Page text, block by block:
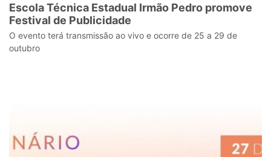
Escola Técnica Estadual Irmão Pedro promove
Festival de Publicidade
O evento terá transmissão ao vivo e ocorre de 25 a 29 de
outubro